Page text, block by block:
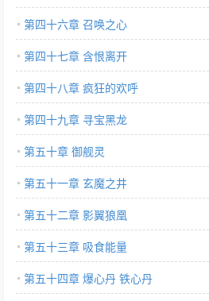
第四十六章 召唤之心
第四十七章 含恨离开
第四十八章 疯狂的欢呼
第四十九章 寻宝黑龙
第五十章 御舰灵
第五十一章 玄魔之井
第五十二章 影翼狼凰
第五十三章 吸食能量
第五十四章 爆心丹 铁心丹